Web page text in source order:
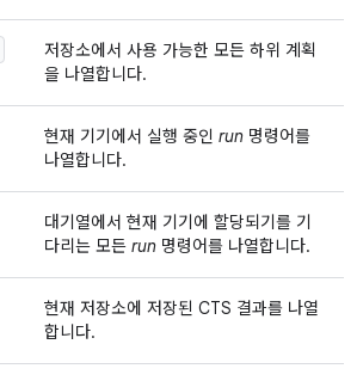
저장소에서 사용 가능한 모든 하위 계획
을 나열합니다.
현재 기기에서 실행 중인 run 명령어를
나열합니다.
대기열에서 현재 기기에 할당되기를 기
다리는 모든 run 명령어를 나열합니다.
현재 저장소에 저장된 CTS 결과를 나열
합니다.